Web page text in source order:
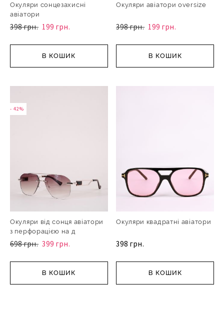
Окуляри сонцезахисні
авіатори
398 грн. 199 грн.
В КОШИК
Окуляри авіатори oversize
398 грн. 199 грн.
В КОШИК
- 42%
Окуляри від сонця авіатори
з перфорацією на д
698 грн. 399 грн.
В КОШИК
Окуляри квадратні авіатори
398 грн.
В КОШИК